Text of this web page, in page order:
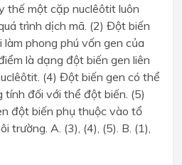
thế một cặp nuclêôtit luôn
trình dịch mã. (2) Đột biến
phong phú vốn gen của
là dạng đột biến gen liên
(4) Đột biến gen có thể
tính đối với thể đột biến. (5)
đột biến phụ thuộc vào tổ
trường. A. (3), (4), (5). B. (1),